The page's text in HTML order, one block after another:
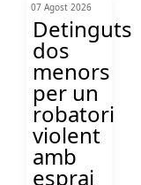
07 Agost 2026
Detinguts
dos
menors
per un
robatori
violent
amb
esprai